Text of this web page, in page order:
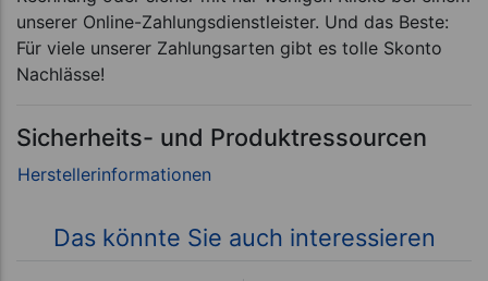
unserer Online-Zahlungsdienstleister. Und das Beste:
Für viele unserer Zahlungsarten gibt es tolle Skonto
Nachlässe!
Sicherheits- und Produktressourcen
Das könnte Sie auch interessieren